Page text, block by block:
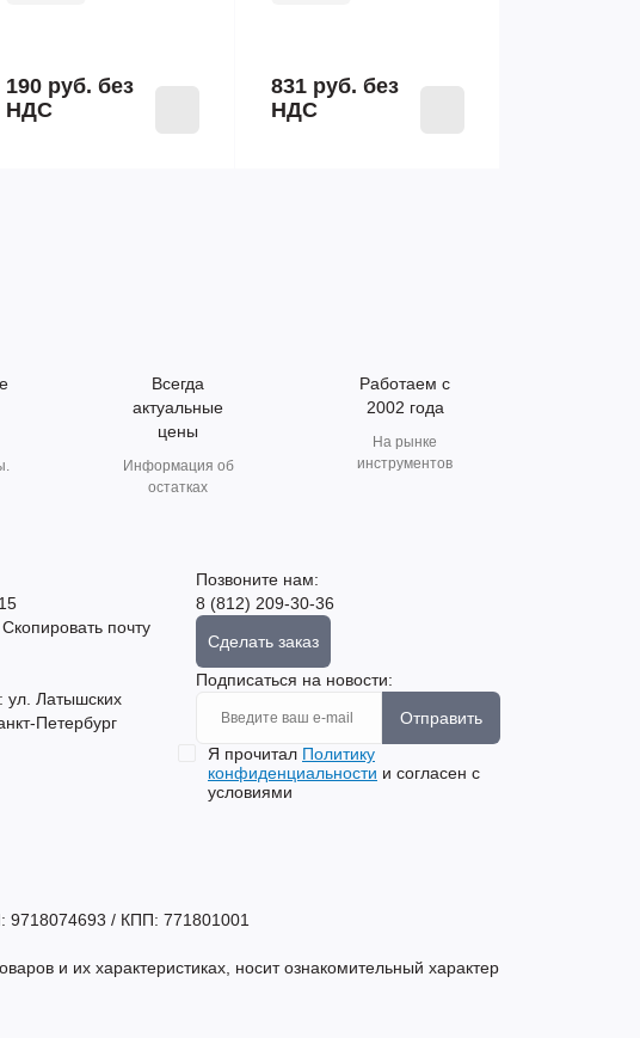
190 руб. без
НДС
831 руб. без
НДС
Всегда
актуальные
цены
Информация об
остатках
Работаем с
2002 года
На рынке
инструментов
Скопировать почту
ул. Латышских
Петербург
Позвоните нам:
8 (812) 209-30-36
Сделать заказ
Подписаться на новости:
Отправить
Я прочитал Политику
конфиденциальности и согласен с
условиями
/ КПП: 771801001
и их характеристиках, носит ознакомительный характер